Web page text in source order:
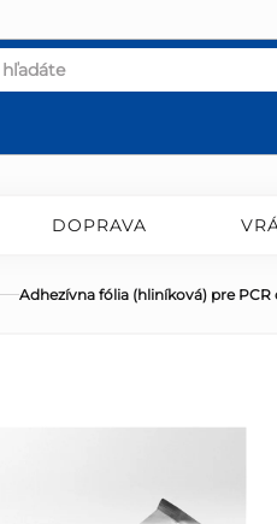
DOPRAVA
Adhezívna fólia (hliníková) pre